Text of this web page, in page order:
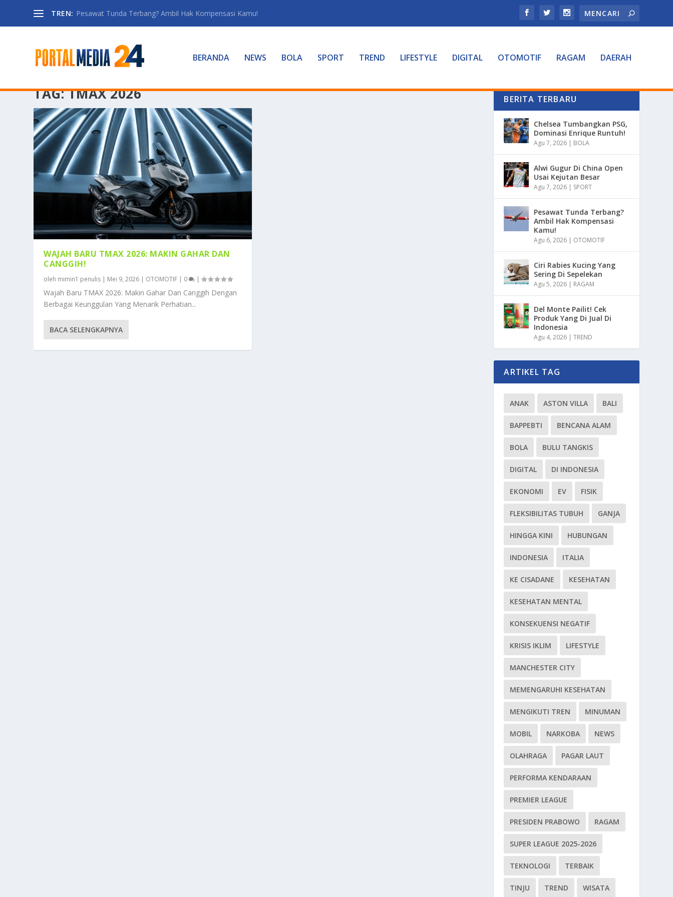
TREN: Pesawat Tunda Terbang? Ambil Hak Kompensasi Kamu!
BERANDA NEWS BOLA SPORT TREND LIFESTYLE DIGITAL OTOMOTIF RAGAM DAERAH
TAG:TMAX 2026
WAJAH BARU TMAX 2026: MAKIN GAHAR DAN
CANGGIH!
oleh mimin1 penulis Mei 9, 2026 OTOMOTIF 0 |
Wajah Baru TMAX 2026: Makin Gahar Dan Canggih Dengan
Berbagai Keunggulan Yang Menarik Perhatian...
BACA SELENGKAPNYA
BERITA TERBARU
Chelsea Tumbangkan PSG,
Dominasi Enrique Runtuh!
Agu 7, 2026 | BOLA
Alwi Gugur Di China Open
Usai Kejutan Besar
Agu 7, 2026 | SPORT
Pesawat Tunda Terbang?
Ambil Hak Kompensasi
Kamu!
Agu 6, 2026 | OTOMOTIF
Ciri Rabies Kucing Yang
Sering Di Sepelekan
Agu 5, 2026 | RAGAM
Del Monte Pailit! Cek
Produk Yang Di Jual Di
Indonesia
Agu 4, 2026 |TREND
ARTIKEL TAG
ANAK ASTON VILLA BALI
BAPPEBTI BENCANA ALAM
BOLA BULU TANGKIS
DIGITAL DI INDONESIA
EKONOMI EV FISIK
FLEKSIBILITAS TUBUH GANJA
HINGGA KINI HUBUNGAN
INDONESIA ITALIA
KE CISADANE KESEHATAN
KESEHATAN MENTAL
KONSEKUENSI NEGATIF
KRISIS IKLIM LIFESTYLE
MANCHESTER CITY
MEMENGARUHI KESEHATAN
MENGIKUTI TREN MINUMAN
MOBIL NARKOBA NEWS
OLAHRAGA PAGAR LAUT
PERFORMA KENDARAAN
PREMIER LEAGUE
PRESIDEN PRABOWO RAGAM
SUPER LEAGUE 2025-2026
TEKNOLOGI TERBAIK
TINJU TREND WISATA